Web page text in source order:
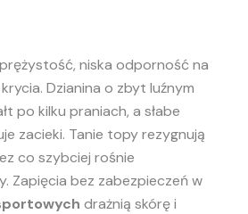
niska odporność na
Dzianina o zbyt luźnym
po kilku praniach, a słabe
zacieki. Tanie topy rezygnują
co szybciej rośnie
Zapięcia bez zabezpieczeń w
drażnią skórę i